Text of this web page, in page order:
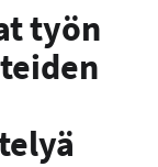
työn